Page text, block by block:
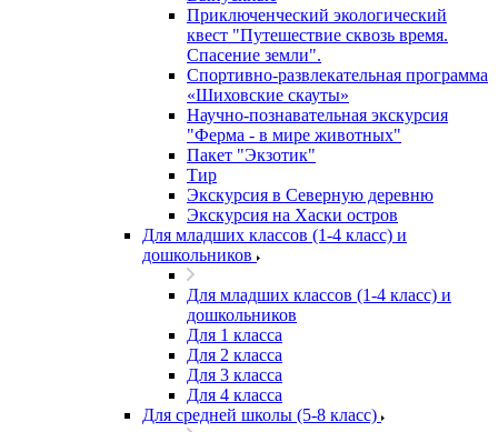
Приключенческий экологический
квест "Путешествие сквозь время.
Спасение земли".
Спортивно-развлекательная программа
«Шиховские скауты»
Научно-познавательная экскурсия
"Ферма - в мире животных"
Пакет "Экзотик"
Тир
Экскурсия в Северную деревню
Экскурсия на Хаски остров
Для младших классов (1-4 класс) и
дошкольников
Для младших классов (1-4 класс) и
дошкольников
Для 1 класса
Для 2 класса
Для 3 класса
Для 4 класса
Для средней школы (5-8 класс)